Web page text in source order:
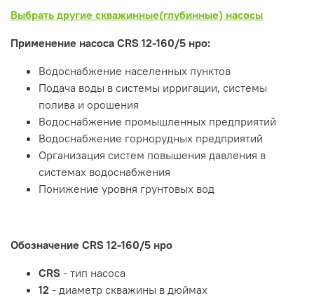
Выбрать другие скважинные(глубинные) насосы
Применение насоса CRS 12-160/5 нро:
Водоснабжение населенных пунктов
Подача воды в системы ирригации, системы
полива и орошения
Водоснабжение промышленных предприятий
Водоснабжение горнорудных предприятий
Организация систем повышения давления в
системах водоснабжения
Понижение уровня грунтовых вод
Обозначение CRS 12-160/5 нро
CRS - тип насоса
12 - диаметр скважины в дюймах